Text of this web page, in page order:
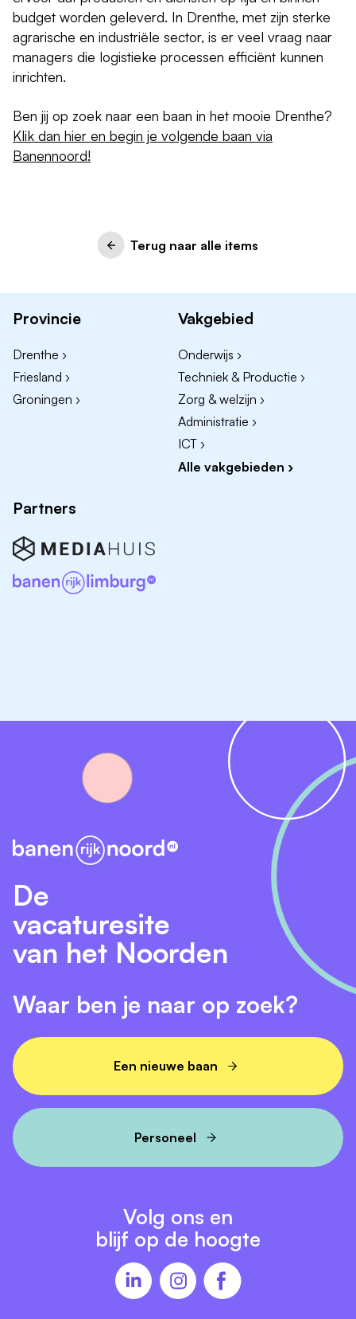
budget worden geleverd. In Drenthe, met zijn sterke
agrarische en industriële sector, is er veel vraag naar
managers die logistieke processen efficiënt kunnen
inrichten.
Ben jij op zoek naar een baan in het mooie Drenthe?
Klik dan hier en begin je volgende baan via
Banennoord!
Terug naar alle items
Provincie
Drenthe ›
Friesland ›
Groningen ›
Vakgebied
Onderwijs ›
Techniek & Productie ›
Zorg & welzijn ›
Administratie ›
ICT ›
Alle vakgebieden ›
Partners
De
vacaturesite
van het Noorden
Waar ben je naar op zoek?
Een nieuwe baan
Personeel
Volg ons en
blijf op de hoogte